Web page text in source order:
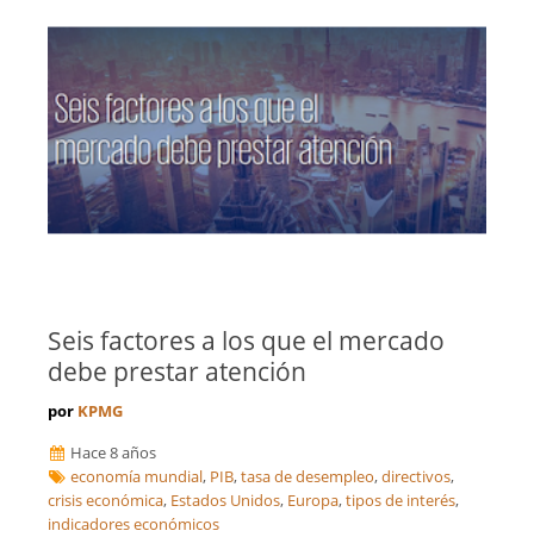
Seis factores a los que el mercado
debe prestar atención
por KPMG
Hace 8 años
economía mundial, PIB,tasa de desempleo,directivos,
crisis económica, Estados Unidos, Europa,tipos de interés,
indicadores económicos